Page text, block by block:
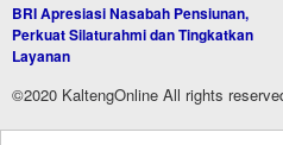
BRI Apresiasi Nasabah Pensiunan,
Perkuat Silaturahmi dan Tingkatkan
Layanan
©2020 KaltengOnline All rights